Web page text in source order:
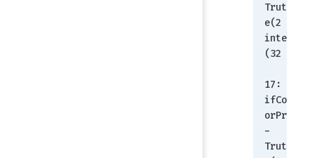
TruthValu
e(2 -
integer
(32 bit))
17:
ifConnect
orPresent
-
TruthValu